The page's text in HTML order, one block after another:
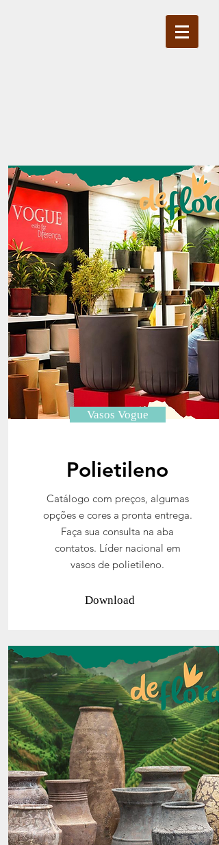
Vasos Vogue
Polietileno
Catálogo com preços, algumas
opções e cores a pronta entrega.
Faça sua consulta na aba
contatos. Líder nacional em
vasos de polietileno.
Download